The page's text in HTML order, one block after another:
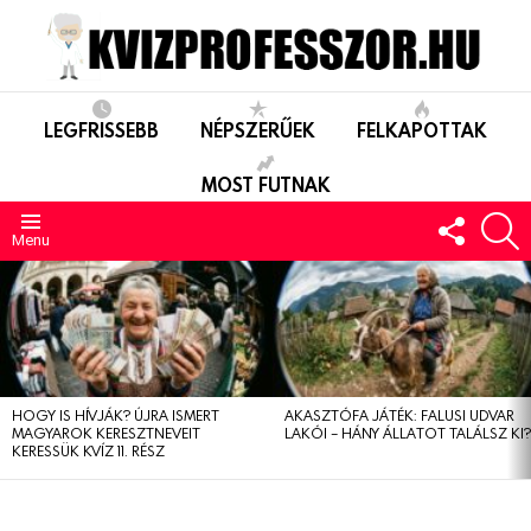
LEGFRISSEBB NÉPSZERŰEK FELKAPOTTAK
MOST FUTNAK
Menu
US
LEGUTÓBBIAK
HOGY IS HÍVJÁK? ÚJRA ISMERT
MAGYAROK KERESZTNEVEIT
KERESSÜK KVÍZ 11. RÉSZ
AKASZTÓFA JÁTÉK: FALUSI UDVAR
LAKÓI – HÁNY ÁLLATOT TALÁLSZ KI?